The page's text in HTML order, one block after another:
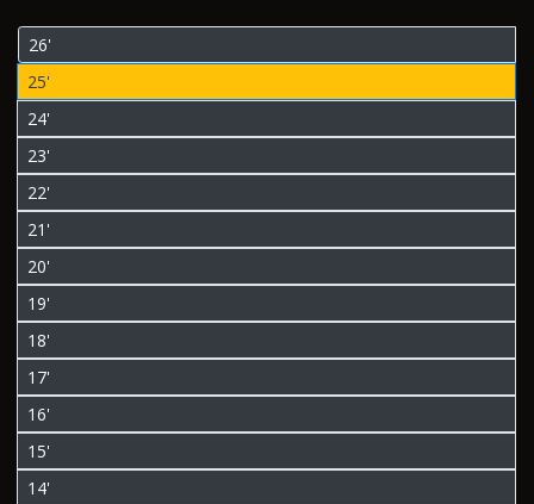
26'
25'
24'
23'
22'
21'
20'
19'
18'
17'
16'
15'
14'